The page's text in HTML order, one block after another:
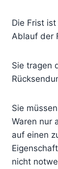
Die Frist
Ablauf der
Sie tragen
Sie
Waren nur
auf einen
nicht